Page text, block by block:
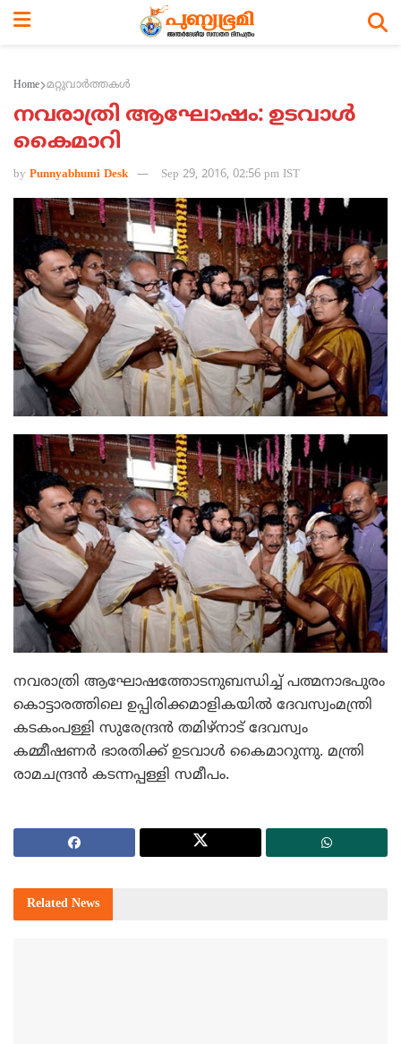
Home മറ്റുവാര്‍ത്തകള്‍
നവരാത്രി ആഘോഷം: ഉടവാള്‍
കൈമാറി
by Punnyabhumi Desk Sep 29, 2016, 02:56 pm IST
നവരാത്രി ആഘോഷത്തോടനുബന്ധിച്ച് പത്മനാഭപുരം
കൊട്ടാരത്തിലെ ഉപ്പിരിക്കമാളികയില്‍ ദേവസ്വംമന്ത്രി
കടകംപള്ളി സുരേന്ദ്രന്‍ തമിഴ്‌നാട് ദേവസ്വം
കമ്മീഷണര്‍ ഭാരതിക്ക് ഉടവാള്‍ കൈമാറുന്നു. മന്ത്രി
രാമചന്ദ്രന്‍ കടന്നപ്പള്ളി സമീപം.
Related News